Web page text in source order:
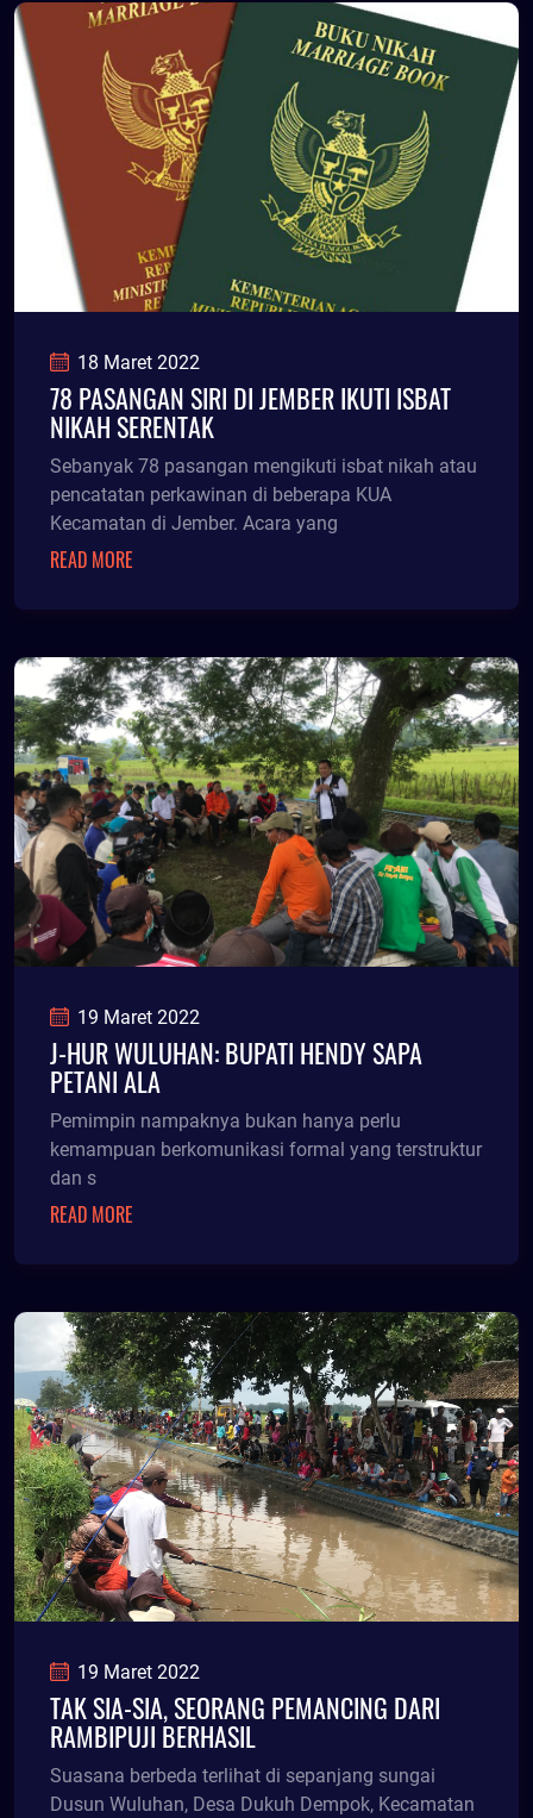
18 Maret 2022
78 PASANGAN SIRI DI JEMBER IKUTI ISBAT
NIKAH SERENTAK
Sebanyak 78 pasangan mengikuti isbat nikah atau
pencatatan perkawinan di beberapa KUA
Kecamatan di Jember. Acara yang
READ MORE
19 Maret 2022
J-HUR WULUHAN: BUPATI HENDY SAPA
PETANI ALA
Pemimpin nampaknya bukan hanya perlu
kemampuan berkomunikasi formal yang terstruktur
dan s
READ MORE
19 Maret 2022
TAK SIA-SIA, SEORANG PEMANCING DARI
RAMBIPUJI BERHASIL
Suasana berbeda terlihat di sepanjang sungai
Dusun Wuluhan, Desa Dukuh Dempok, Kecamatan